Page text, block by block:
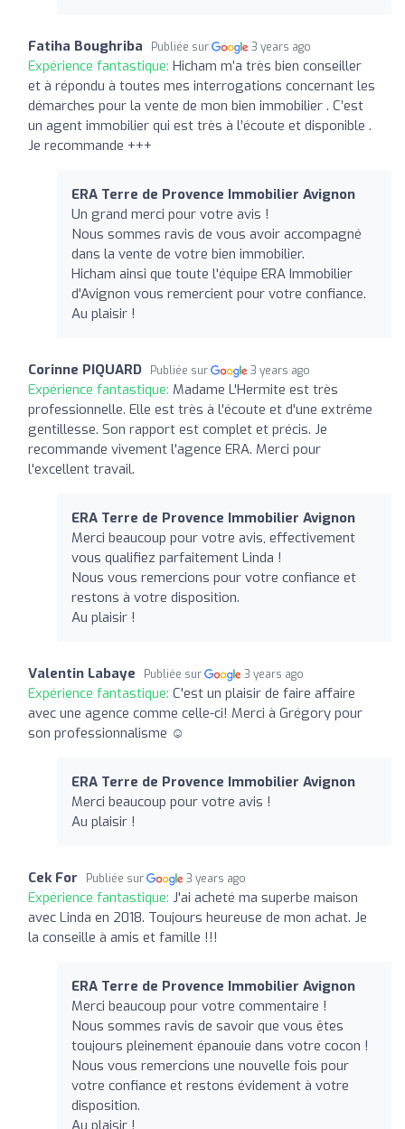
Fatiha Boughriba Publiée sur 3 years ago
Expérience fantastique: Hicham m’a très bien conseiller
et à répondu à toutes mes interrogations concernant les
démarches pour la vente de mon bien immobilier . C’est
un agent immobilier qui est très à l’écoute et disponible .
Je recommande +++
ERA Terre de Provence Immobilier Avignon
Un grand merci pour votre avis !
Nous sommes ravis de vous avoir accompagné
dans la vente de votre bien immobilier.
Hicham ainsi que toute l'équipe ERA Immobilier
d'Avignon vous remercient pour votre confiance.
Au plaisir !
Corinne PIQUARD Publiée sur 3 years ago
Expérience fantastique: Madame L'Hermite est très
professionnelle. Elle est très à l'écoute et d'une extrême
gentillesse. Son rapport est complet et précis. Je
recommande vivement l'agence ERA. Merci pour
l'excellent travail.
ERA Terre de Provence Immobilier Avignon
Merci beaucoup pour votre avis, effectivement
vous qualifiez parfaitement Linda !
Nous vous remercions pour votre confiance et
restons à votre disposition.
Au plaisir !
Valentin Labaye Publiée sur 3 years ago
Expérience fantastique: C'est un plaisir de faire affaire
avec une agence comme celle-ci! Merci à Grégory pour
son professionnalisme ☺️
ERA Terre de Provence Immobilier Avignon
Merci beaucoup pour votre avis !
Au plaisir !
Cek For Publiée sur 3 years ago
Expérience fantastique: J'ai acheté ma superbe maison
avec Linda en 2018. Toujours heureuse de mon achat. Je
la conseille à amis et famille !!!
ERA Terre de Provence Immobilier Avignon
Merci beaucoup pour votre commentaire !
Nous sommes ravis de savoir que vous êtes
toujours pleinement épanouie dans votre cocon !
Nous vous remercions une nouvelle fois pour
votre confiance et restons évidement à votre
disposition.
Au plaisir !